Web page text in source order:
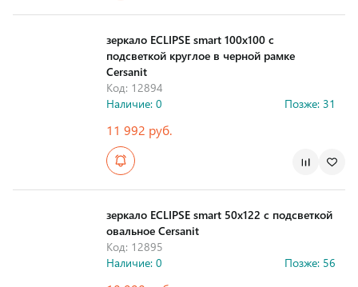
зеркало ECLIPSE smart 100x100 с
подсветкой круглое в черной рамке
Cersanit
Код: 12894
Наличие: 0
Позже: 31
11 992 руб.
зеркало ECLIPSE smart 50x122 с подсветкой
овальное Cersanit
Код: 12895
Наличие: 0
Позже: 56